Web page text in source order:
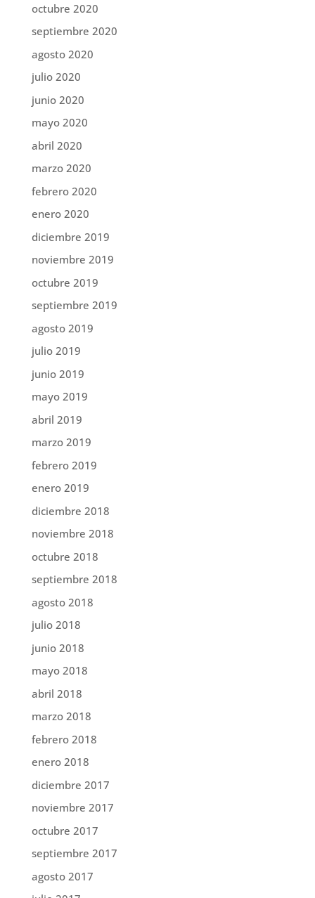
octubre 2020
septiembre 2020
agosto 2020
julio 2020
junio 2020
mayo 2020
abril 2020
marzo 2020
febrero 2020
enero 2020
diciembre 2019
noviembre 2019
octubre 2019
septiembre 2019
agosto 2019
julio 2019
junio 2019
mayo 2019
abril 2019
marzo 2019
febrero 2019
enero 2019
diciembre 2018
noviembre 2018
octubre 2018
septiembre 2018
agosto 2018
julio 2018
junio 2018
mayo 2018
abril 2018
marzo 2018
febrero 2018
enero 2018
diciembre 2017
noviembre 2017
octubre 2017
septiembre 2017
agosto 2017